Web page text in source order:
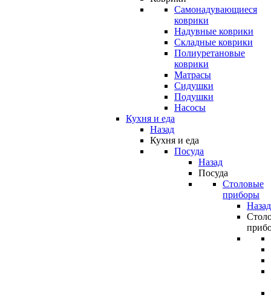
Самонадувающиеся
коврики
Надувные коврики
Складные коврики
Полиуретановые
коврики
Матрасы
Сидушки
Подушки
Насосы
Кухня и еда
Назад
Кухня и еда
Посуда
Назад
Посуда
Столовые
приборы
Назад